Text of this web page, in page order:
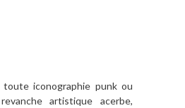
iconographie punk ou
artistique acerbe,